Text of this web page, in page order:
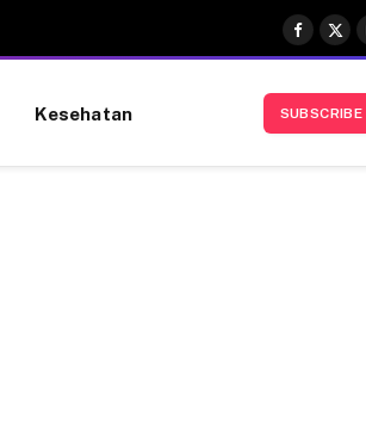
X
Kesehatan SUBSCRIBE